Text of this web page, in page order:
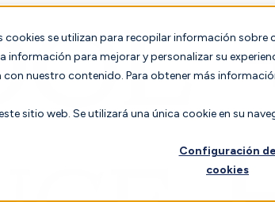
se utilizan para recopilar información
para mejorar y personalizar su
nuestro contenido. Para obtener más
sitio web. Se utilizará una única cookie en su
Configuración de
cookies